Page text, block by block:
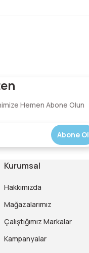
Hemen Abone Olun
Abone Ol
Kurumsal
Hakkımızda
Mağazalarımız
Çalıştığımız Markalar
Kampanyalar